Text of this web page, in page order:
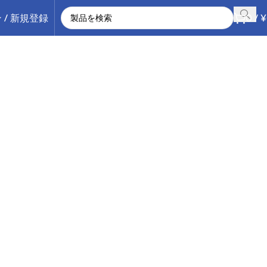
/ 新規登録 0 / ¥